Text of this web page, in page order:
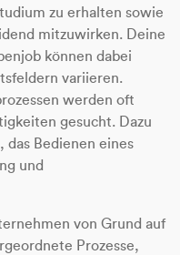
zu erhalten sowie
mitzuwirken. Deine
können dabei
variieren.
werden oft
gesucht. Dazu
das Bedienen eines
und
von Grund auf
Prozesse,